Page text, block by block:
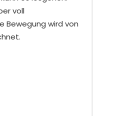
voll
Bewegung wird von